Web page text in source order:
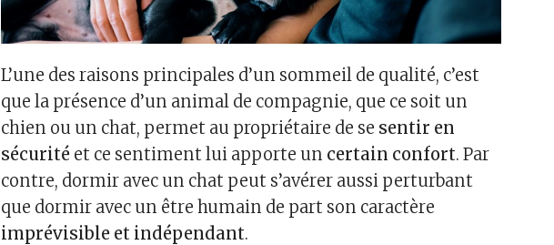
L’une des raisons principales d’un sommeil de qualité, c’est
que la présence d’un animal de compagnie, que ce soit un
chien ou un chat, permet au propriétaire de se sentir en
sécurité et ce sentiment lui apporte un certain confort. Par
contre, dormir avec un chat peut s’avérer aussi perturbant
que dormir avec un être humain de part son caractère
imprévisible et indépendant.